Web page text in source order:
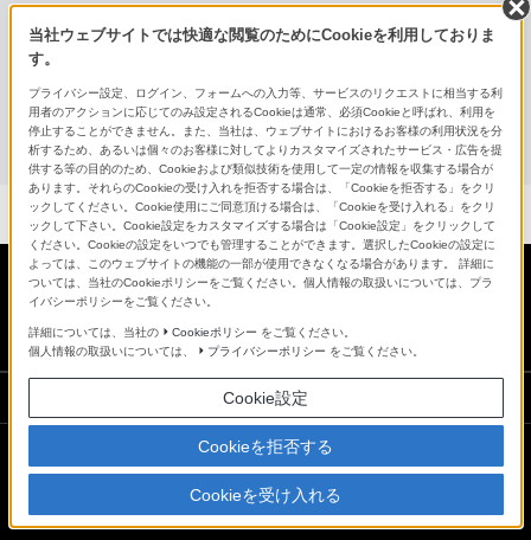
ウォークマン専用ヘッドホン
MDR-NWNC33
ヘッドホンアンプ
日本
ソニーストアでのお買い物にあたって
会社情報 採用情報 特約店のご案内
ニュースリリース
環境情報
My Sony 利用規約
当社ウェブサイトでは快適な閲覧のためにCookieを利用しておりま
す。
プライバシー設定、ログイン、フォームへの入力等、サービスのリクエストに相当する利
用者のアクションに応じてのみ設定されるCookieは通常、必須Cookieと呼ばれ、利用を
停止することができません。また、当社は、ウェブサイトにおけるお客様の利用状況を分
析するため、あるいは個々のお客様に対してよりカスタマイズされたサービス・広告を提
供する等の目的のため、Cookieおよび類似技術を使用して一定の情報を収集する場合が
あります。それらのCookieの受け入れを拒否する場合は、「Cookieを拒否する」をクリ
ックしてください。Cookie使用にご同意頂ける場合は、「Cookieを受け入れる」をクリ
ックして下さい。Cookie設定をカスタマイズする場合は「Cookie設定」をクリックして
ください。Cookieの設定をいつでも管理することができます。選択したCookieの設定に
よっては、このウェブサイトの機能の一部が使用できなくなる場合があります。 詳細に
ついては、当社のCookieポリシーをご覧ください。個人情報の取扱いについては、プラ
イバシーポリシーをご覧ください。
詳細については、当社の Cookieポリシー をご覧ください。
個人情報の取扱いについては、
プライバシーポリシー をご覧ください。
Cookie設定
Cookieを拒否する
Cookieを受け入れる